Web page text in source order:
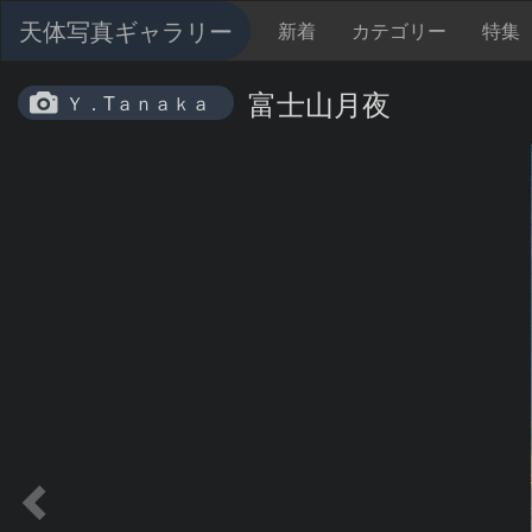
天体写真ギャラリー 新着 カテゴリー 特集
Ｙ．Tａｎａｋａ 富士山月夜